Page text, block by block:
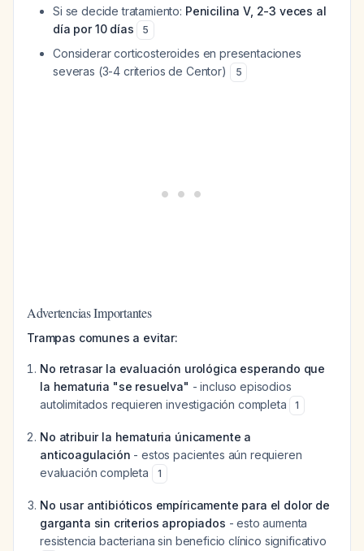
Si se decide tratamiento: Penicilina V, 2-3 veces al
día por 10 días
5
Considerar corticosteroides en presentaciones
severas (3-4 criterios de Centor)
5
Advertencias Importantes
Trampas comunes a evitar:
No retrasar la evaluación urológica esperando que
la hematuria "se resuelva" - incluso episodios
autolimitados requieren investigación completa
1
No atribuir la hematuria únicamente a
anticoagulación - estos pacientes aún requieren
evaluación completa
1
No usar antibióticos empíricamente para el dolor de
garganta sin criterios apropiados - esto aumenta
resistencia bacteriana sin beneficio clínico significativo